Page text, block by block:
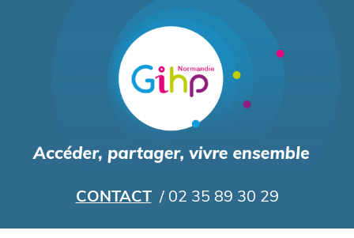
au
contenu
principal
CONTACT / 02 35 89 30 29